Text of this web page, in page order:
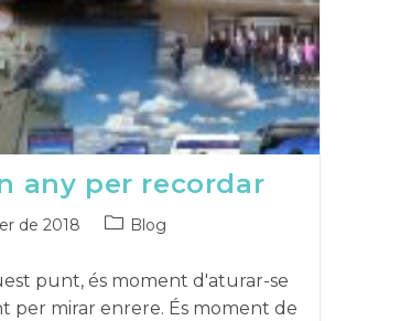
any per recordar
de 2018
Categoria
publicació:
Blog
punt, és moment d'aturar-se
per mirar enrere. És moment de